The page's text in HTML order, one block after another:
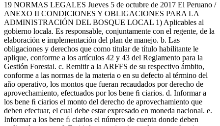
19 NORMAS LEGALES Jueves 5 de octubre de 2017 El Peruano /
ANEXO II CONDICIONES Y OBLIGACIONES PARA LA
ADMINISTRACIÓN DEL BOSQUE LOCAL 1) Aplicables al
gobierno locala. Es responsable, conjuntamente con el regente, de la
elaboración e implementación del plan de manejo. b. Las
obligaciones y derechos que como titular de título habilitante le
aplique, conforme a los artículos 42 y 43 del Reglamento para la
Gestión Forestal. c. Remitir a la ARFFS de su respectivo ámbito,
conforme a las normas de la materia o en su defecto al término del
año operativo, los montos que fueran recaudados por derecho de
aprovechamiento, efectuados por los bene ﬁ ciarios. d. Informar a
los bene ﬁ ciarios el monto del derecho de aprovechamiento que
deben efectuar, el cual debe estar expresado en moneda nacional. e.
Informar a los bene ﬁ ciarios el número de cuenta donde deben